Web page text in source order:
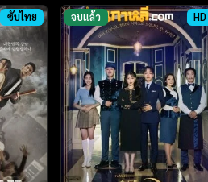
ซับไทย จบแล้ว HD